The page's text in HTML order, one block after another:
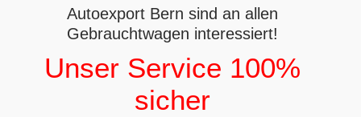
Autoexport Bern sind an allen
Gebrauchtwagen interessiert!
Unser Service 100%
sicher